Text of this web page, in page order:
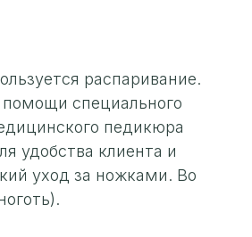
распаривание.
специального
педикюра
удобства клиента и
уход за ножками. Во